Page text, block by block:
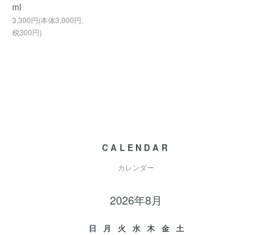
ml
3,300円(本体3,000円、
税300円)
CALENDAR
カレンダー
2026年8月
日 月 火 水 木 金
土